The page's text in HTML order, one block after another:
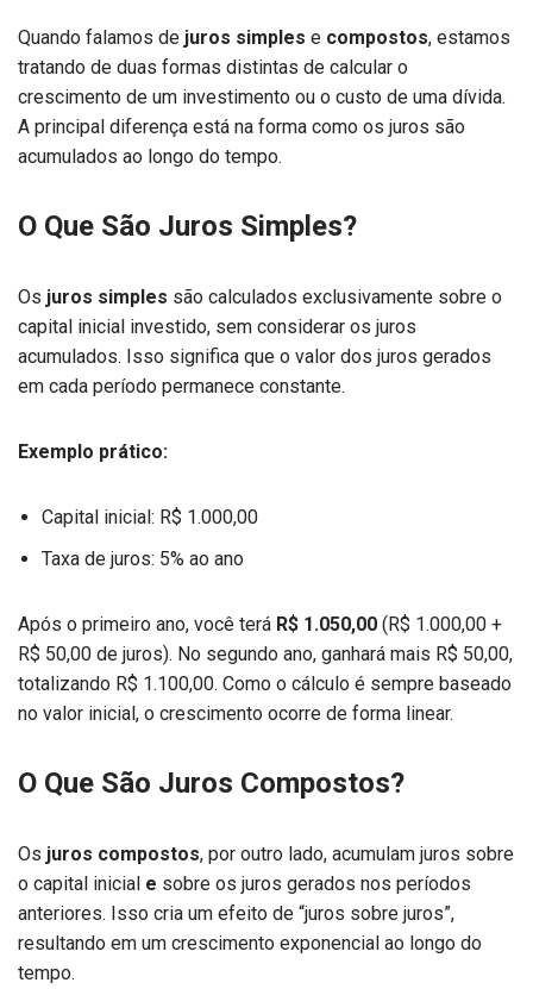
Quando falamos de juros simples e compostos, estamos
tratando de duas formas distintas de calcular o
crescimento de um investimento ou o custo de uma dívida.
A principal diferença está na forma como os juros são
acumulados ao longo do tempo.
O Que São Juros Simples?
Os juros simples são calculados exclusivamente sobre o
capital inicial investido, sem considerar os juros
acumulados. Isso significa que o valor dos juros gerados
em cada período permanece constante.
Exemplo prático:
Capital inicial: R$ 1.000,00
Taxa de juros: 5% ao ano
Após o primeiro ano, você terá R$ 1.050,00 (R$ 1.000,00 +
R$ 50,00 de juros). No segundo ano, ganhará mais R$ 50,00,
totalizando R$ 1.100,00. Como o cálculo é sempre baseado
no valor inicial, o crescimento ocorre de forma linear.
O Que São Juros Compostos?
Os juros compostos, por outro lado, acumulam juros sobre
o capital inicial e sobre os juros gerados nos períodos
anteriores. Isso cria um efeito de “juros sobre juros”,
resultando em um crescimento exponencial ao longo do
tempo.